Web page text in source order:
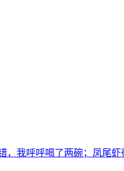
我呼呼喝了两碗；凤尾